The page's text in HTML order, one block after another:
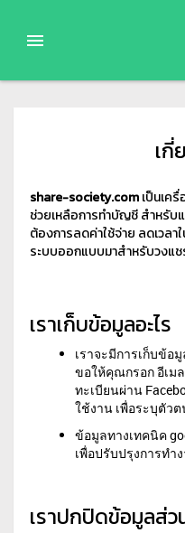
เกี่
share-society.comเป็นเค
ช่วยเหลือการทำบัญชี สำหรับ
ต้องการลดค่าใช้จ่าย ลดเวล
ระบบออกแบบมาสำหรับวงแช
เราเก็บข้อมูลอะไร
เราจะมีการเก็บข้อ
ขอให้คุณกรอก อีเม
ทะเบียนผ่าน
ใช้งาน เพื่อระบุตัว
ข้อมูลทางเทคนิค
เพื่อปรับปรุงการทำ
เราปกปิดข้อมูลส่ว